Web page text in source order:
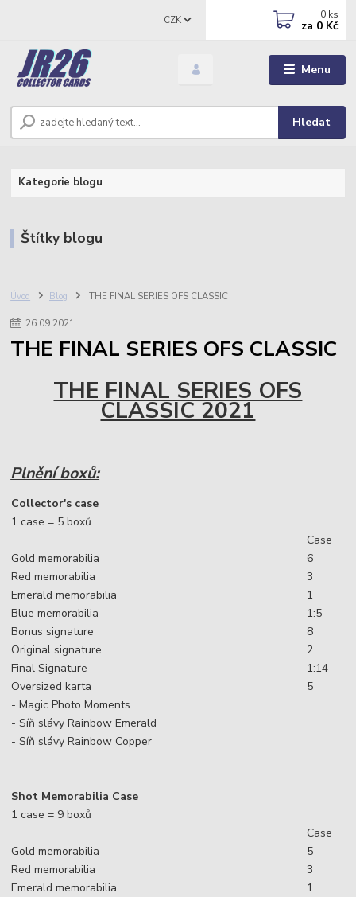
Menu
CZK
Hledat
0 ks
za 0 Kč
Kategorie blogu
Štítky blogu
Úvod Blog THE FINAL SERIES OFS CLASSIC
26.09.2021
THE FINAL SERIES OFS CLASSIC
THE FINAL SERIES OFS
CLASSIC 2021
Plnění boxů:
Collector's case
1 case = 5 boxů
Case
Gold memorabilia
6
Red memorabilia
3
Emerald memorabilia
1
Blue memorabilia
1:5
Bonus signature
8
Original signature
2
Final Signature
1:14
Oversized karta
5
- Magic Photo Moments
- Síň slávy Rainbow Emerald
- Síň slávy Rainbow Copper
Shot Memorabilia Case
1 case = 9 boxů
Case
Gold memorabilia
5
Red memorabilia
3
Emerald memorabilia
1